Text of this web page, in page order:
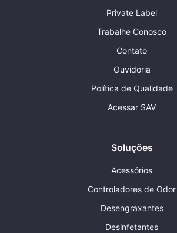
Private Label
Trabalhe Conosco
Contato
Ouvidoria
Política de Qualidade
Acessar SAV
Soluções
Acessórios
Controladores de Odor
Desengraxantes
Desinfetantes